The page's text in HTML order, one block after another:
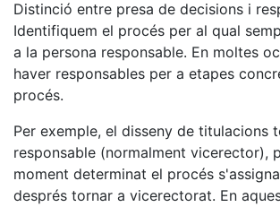
Distinció entre presa de decisions i
Identifiquem el procés per al qual
a la persona responsable. En moltes
haver responsables per a etapes
procés.
Per exemple, el disseny de titulacions
responsable (normalment vicerector),
moment determinat el procés
després tornar a vicerectorat. En